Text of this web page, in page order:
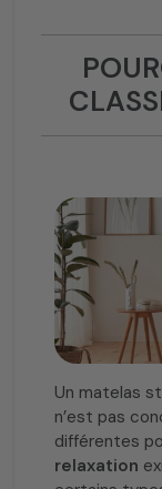
Un matelas
n’est pas
différentes
relaxation